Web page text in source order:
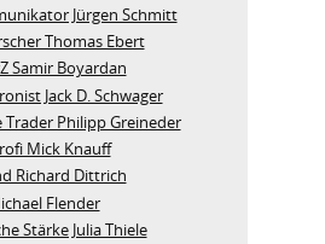
Jürgen Schmitt
Thomas Ebert
Samir Boyardan
Jack D. Schwager
Philipp Greineder
Mick Knauff
Richard Dittrich
Flender
Stärke Julia Thiele